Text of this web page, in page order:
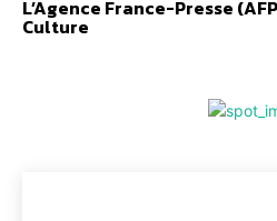
L’Agence France-Presse
Culture